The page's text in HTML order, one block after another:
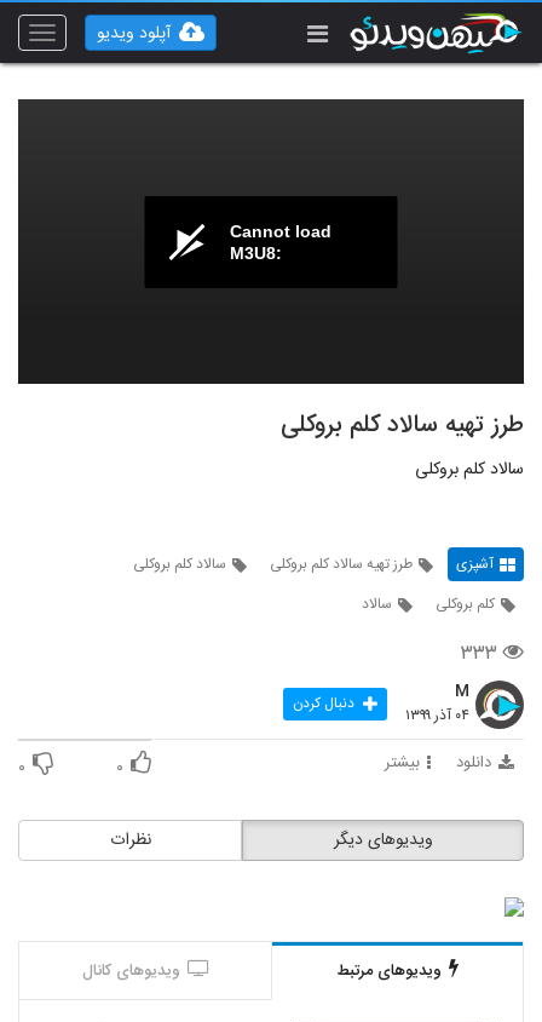
Toggle
آپلود ویدیو
Cannot load
M3U8:
طرز تهیه سالاد کلم بروکلی
سالاد کلم بروکلی
آشپزی طرز تهیه سالاد کلم بروکلی
سالاد کلم بروکلی
کلم بروکلی
سالاد
۳۳۳
M
۰۴ آذر ۱۳۹۹ دنبال کردن
دانلود بیشتر ۰ ۰
نظرات ویدیوهای دیگر
ویدیوهای مرتبط ویدیوهای کانال